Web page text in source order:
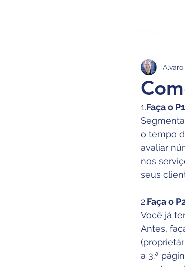
1.Faça o
o tempo
avaliar
nos
seus
2.Faça o
Você já
Antes,
a 3.ª